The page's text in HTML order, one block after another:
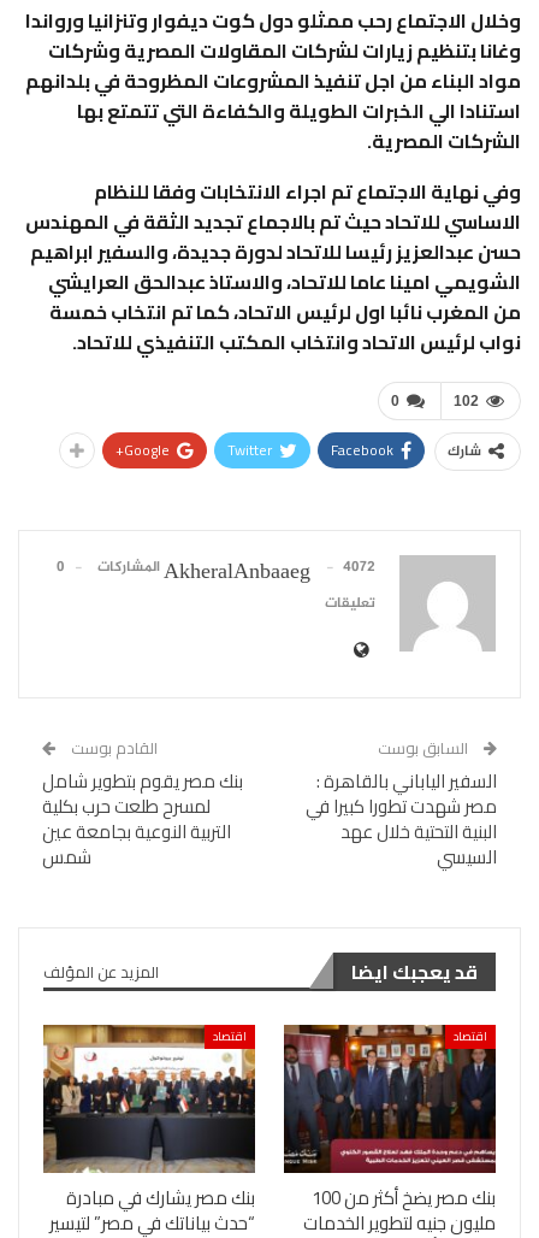
وخلال الاجتماع رحب ممثلو دول كوت ديفوار وتنزانيا ورواندا
وغانا بتنظيم زيارات لشركات المقاولات المصرية وشركات
مواد البناء من اجل تنفيذ المشروعات المظروحة في بلدانهم
استنادا الي الخبرات الطويلة والكفاءة التي تتمتع بها
الشركات المصرية.
وفي نهاية الاجتماع تم اجراء الانتخابات وفقا للنظام
الاساسي للاتحاد حيث تم بالاجماع تجديد الثقة في المهندس
حسن عبدالعزيز رئيسا للاتحاد لدورة جديدة، والسفير ابراهيم
الشويمي امينا عاما للاتحاد، والاستاذ عبدالحق العرايشي
من المغرب نائبا اول لرئيس الاتحاد، كما تم انتخاب خمسة
نواب لرئيس الاتحاد وانتخاب المكتب التنفيذي للاتحاد.
0 102
شارك Facebook
Twitter
Google+
AkheralAnbaaeg 4072 المشاركات
0
تعليقات
السابق بوست
السفير الياباني بالقاهرة :
مصر شهدت تطورا كبيرا في
البنية التحتية خلال عهد
السيسي
القادم بوست
بنك مصر يقوم بتطوير شامل
لمسرح طلعت حرب بكلية
التربية النوعية بجامعة عين
شمس
قد يعجبك ايضا المزيد عن المؤلف
اقتصاد
بنك مصر يضخ أكثر من 100
مليون جنيه لتطوير الخدمات
اقتصاد
بنك مصر يشارك في مبادرة
“حدث بياناتك في مصر” لتيسير